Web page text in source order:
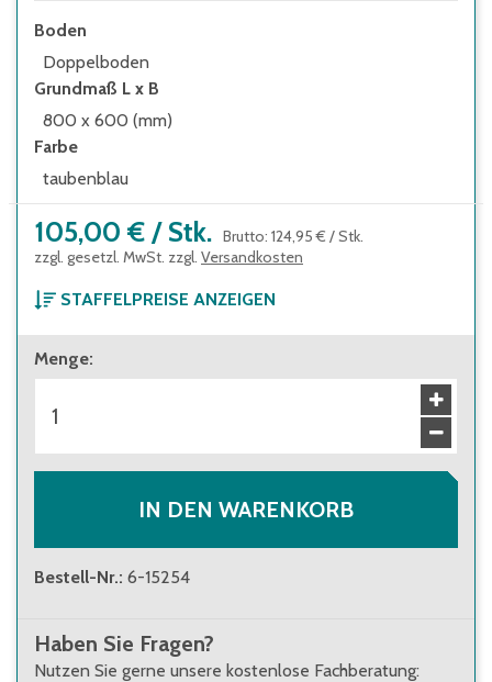
Boden
Doppelboden
Grundmaß L x B
800 x 600 (mm)
Farbe
taubenblau
105,00 € / Stk. Brutto: 124,95 € /Stk.
zzgl. gesetzl. MwSt. zzgl. Versandkosten
STAFFELPREISE ANZEIGEN
ab 1 Stück
105,00 €
ab 40 Stück
94,00 €
Menge:
IN DEN WARENKORB
Bestell-Nr.: 6-15254
Haben Sie Fragen?
Nutzen Sie gerne unsere kostenlose Fachberatung: